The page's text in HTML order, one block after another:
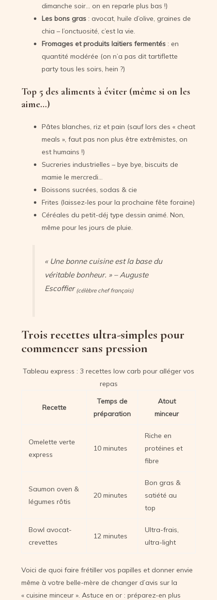
dimanche soir… on en reparle plus bas !)
Les bons gras : avocat, huile d’olive, graines de
chia – l’onctuosité, c’est la vie.
Fromages et produits laitiers fermentés : en
quantité modérée (on n’a pas dit tartiflette
party tous les soirs, hein ?)
Top 5 des aliments à éviter (même si on les
aime…)
Pâtes blanches, riz et pain (sauf lors des « cheat
meals », faut pas non plus être extrêmistes, on
est humains !)
Sucreries industrielles – bye bye, biscuits de
mamie le mercredi…
Boissons sucrées, sodas & cie
Frites (laissez-les pour la prochaine fête foraine)
Céréales du petit-déj type dessin animé. Non,
même pour les jours de pluie.
« Une bonne cuisine est la base du
véritable bonheur. » – Auguste
Escoffier(célèbre chef français)
Trois recettes ultra-simples pour
commencer sans pression
Tableau express : 3 recettes low carb pour alléger vos
repas
Recette
Temps de
préparation
Atout
minceur
Omelette verte
express
10 minutes
Riche en
protéines et
fibre
Saumon oven &
légumes rôtis
20 minutes
Bon gras &
satiété au
top
Bowl avocat-
crevettes
12 minutes
Ultra-frais,
ultra-light
Voici de quoi faire frétiller vos papilles et donner envie
même à votre belle-mère de changer d’avis sur la
« cuisine minceur ». Astuce en or : préparez-en plus